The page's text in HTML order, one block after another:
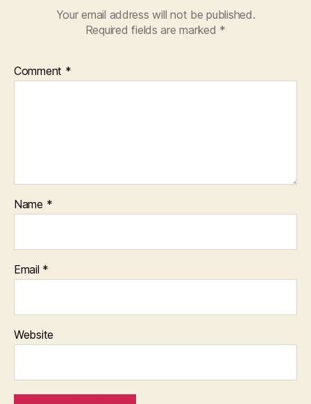
Your email address will not be published.
Required fields are marked *
Comment *
Name *
Email *
Website